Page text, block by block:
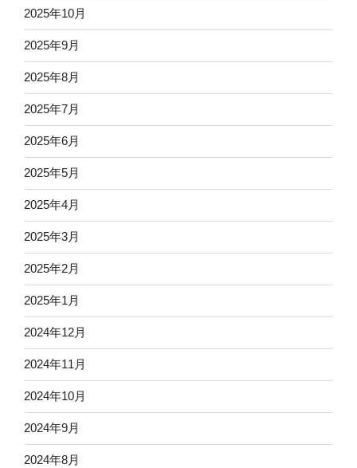
2025年10月
2025年9月
2025年8月
2025年7月
2025年6月
2025年5月
2025年4月
2025年3月
2025年2月
2025年1月
2024年12月
2024年11月
2024年10月
2024年9月
2024年8月